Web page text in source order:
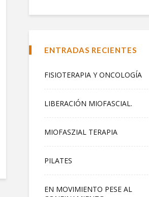
ENTRADAS RECIENTES
FISIOTERAPIA Y ONCOLOGÍA
LIBERACIÓN MIOFASCIAL.
MIOFASZIAL TERAPIA
PILATES
EN MOVIMIENTO PESE AL